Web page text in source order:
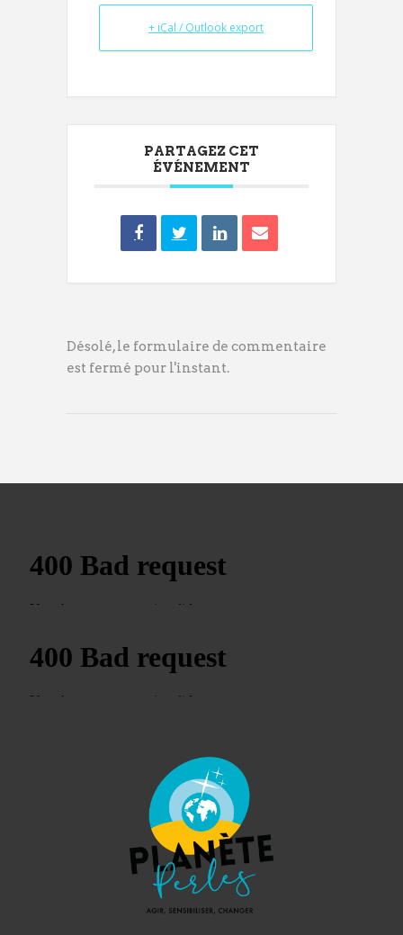
+ iCal / Outlook export
PARTAGEZ CET
ÉVÉNEMENT
Désolé, le formulaire de commentaire
est fermé pour l'instant.